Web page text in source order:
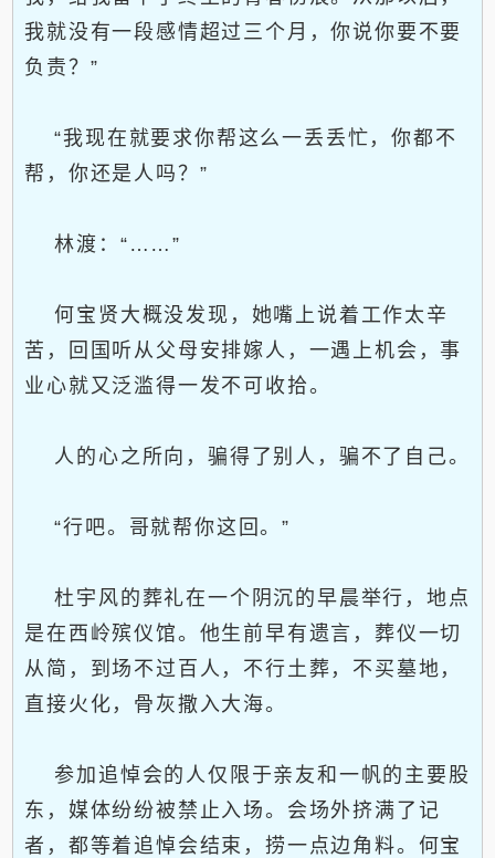
我就没有一段感情超过三个月，你说你要不要
负责？”
“我现在就要求你帮这么一丢丢忙，你都不
帮，你还是人吗？”
林渡：“……”
何宝贤大概没发现，她嘴上说着工作太辛
苦，回国听从父母安排嫁人，一遇上机会，事
业心就又泛滥得一发不可收拾。
人的心之所向，骗得了别人，骗不了自己。
“行吧。哥就帮你这回。”
杜宇风的葬礼在一个阴沉的早晨举行，地点
是在西岭殡仪馆。他生前早有遗言，葬仪一切
从简，到场不过百人，不行土葬，不买墓地，
直接火化，骨灰撒入大海。
参加追悼会的人仅限于亲友和一帆的主要股
东，媒体纷纷被禁止入场。会场外挤满了记
者，都等着追悼会结束，捞一点边角料。何宝